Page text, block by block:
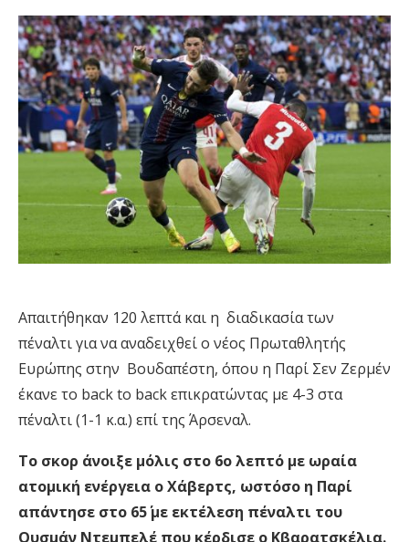
Απαιτήθηκαν 120 λεπτά και η διαδικασία των
πέναλτι για να αναδειχθεί ο νέος Πρωταθλητής
Ευρώπης στην Βουδαπέστη, όπου η Παρί Σεν Ζερμέν
έκανε το back to back επικρατώντας με 4-3 στα
πέναλτι (1-1 κ.α.) επί της Άρσεναλ.
Το σκορ άνοιξε μόλις στο 6ο λεπτό με ωραία
ατομική ενέργεια ο Χάβερτς, ωστόσο η Παρί
απάντησε στο 65΄ με εκτέλεση πέναλτι του
Ουσμάν Ντεμπελέ που κέρδισε ο Κβαρατσκέλια.